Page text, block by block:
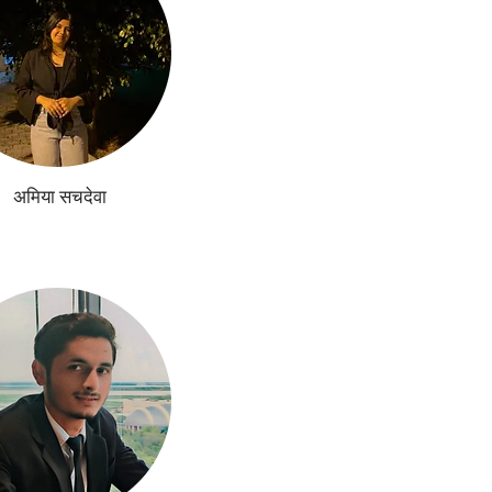
अमिया सचदेवा